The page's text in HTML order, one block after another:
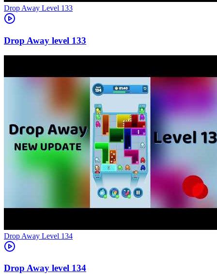
Level 133
133
Level 134
134